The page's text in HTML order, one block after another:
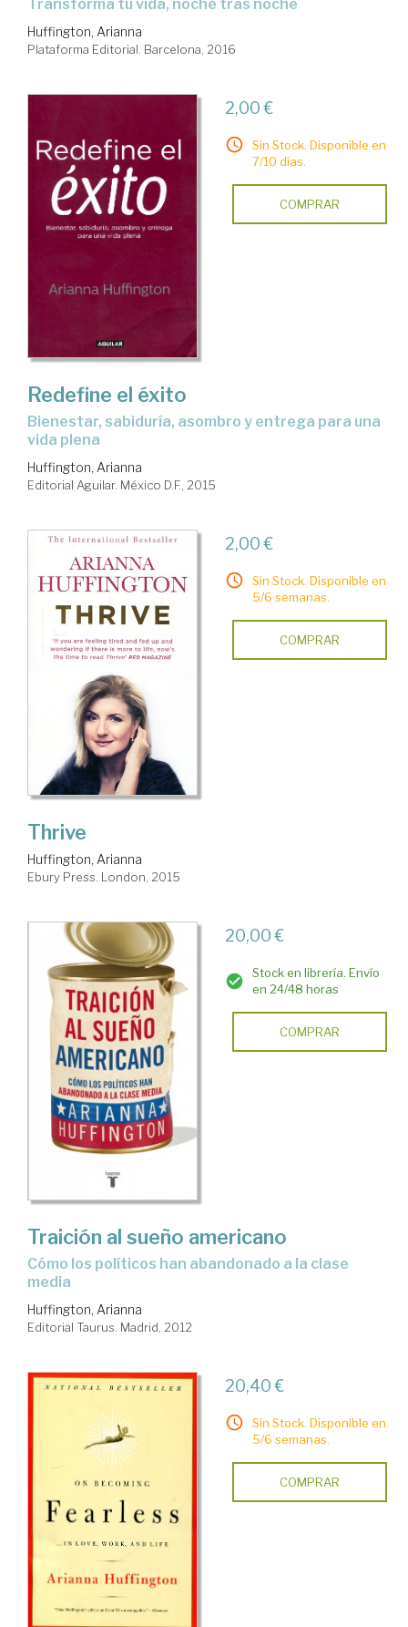
transforma tu vida, noche tras noche
Huffington, Arianna
Plataforma Editorial. Barcelona, 2016
2,00 €
Sin Stock. Disponible en
7/10 días.
COMPRAR
Redefine el éxito
bienestar, sabiduría, asombro y entrega para una
vida plena
Huffington, Arianna
Editorial Aguilar. México D.F., 2015
2,00 €
Sin Stock. Disponible en
5/6 semanas.
COMPRAR
Thrive
Huffington, Arianna
Ebury Press. London, 2015
20,00 €
Stock en librería. Envío
en 24/48 horas
COMPRAR
Traición al sueño americano
cómo los políticos han abandonado a la clase
media
Huffington, Arianna
Editorial Taurus. Madrid, 2012
20,40 €
Sin Stock. Disponible en
5/6 semanas.
COMPRAR